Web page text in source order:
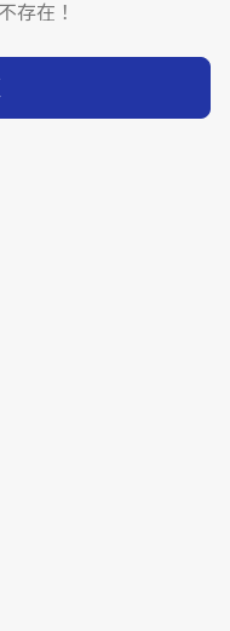
存在！